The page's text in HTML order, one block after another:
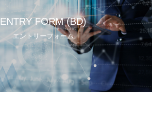
ENTRY FORM (BD)
エントリーフォーム